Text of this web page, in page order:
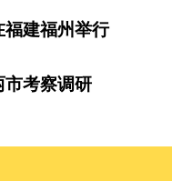
福建福州举行
市考察调研